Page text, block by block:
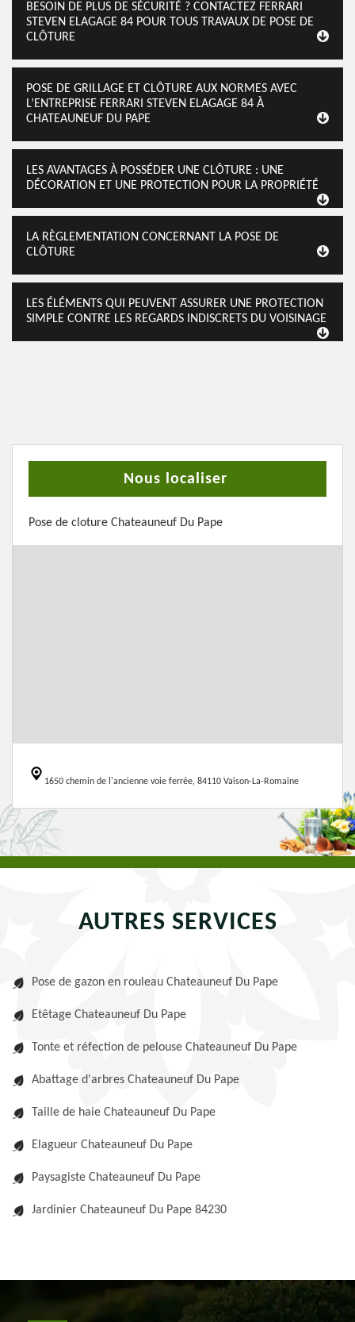
BESOIN DE PLUS DE SÉCURITÉ ? CONTACTEZ FERRARI
STEVEN ELAGAGE 84 POUR TOUS TRAVAUX DE POSE DE
CLÔTURE
POSE DE GRILLAGE ET CLÔTURE AUX NORMES AVEC
L’ENTREPRISE FERRARI STEVEN ELAGAGE 84 À
CHATEAUNEUF DU PAPE
LES AVANTAGES À POSSÉDER UNE CLÔTURE : UNE
DÉCORATION ET UNE PROTECTION POUR LA PROPRIÉTÉ
LA RÈGLEMENTATION CONCERNANT LA POSE DE
CLÔTURE
LES ÉLÉMENTS QUI PEUVENT ASSURER UNE PROTECTION
SIMPLE CONTRE LES REGARDS INDISCRETS DU VOISINAGE
Nous localiser
Pose de cloture Chateauneuf Du Pape
1650 chemin de l'ancienne voie ferrée, 84110 Vaison-La-Romaine
AUTRES SERVICES
Pose de gazon en rouleau Chateauneuf Du Pape
Etêtage Chateauneuf Du Pape
Tonte et réfection de pelouse Chateauneuf Du Pape
Abattage d'arbres Chateauneuf Du Pape
Taille de haie Chateauneuf Du Pape
Elagueur Chateauneuf Du Pape
Paysagiste Chateauneuf Du Pape
Jardinier Chateauneuf Du Pape 84230